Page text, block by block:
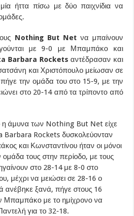
ήττα πίσω με δύο παιχνίδια να
Nothing But Net να μπαίνουν
με 9-0 με Μπαμπάκο και
Barbara Rocketsαντέδρασαν και
και Χριστόπουλο μείωσαν σε
την ομάδα του στο 15-9, με την
στο 20-14 από τα τρίποντο από
η άμυνα των Nothing But Net είχε
Barbara Rockets δυσκολεύονταν
και Κωνσταντίνου ήταν οι μόνοι
τους στην περίοδο, με τους
στο 28-14 με 8-0 στο
μέχρι να μειώσει σε 28-16 ο
ανέβηκε ξανά, πήγε στους 16
Μπαμπάκο με το ημίχρονο να
για το 32-18.